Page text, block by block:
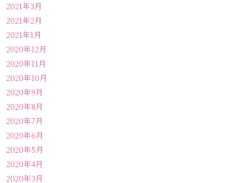
2021年3月
2021年2月
2021年1月
2020年12月
2020年11月
2020年10月
2020年9月
2020年8月
2020年7月
2020年6月
2020年5月
2020年4月
2020年3月